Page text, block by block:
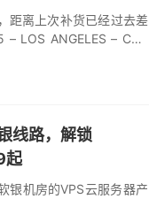
距离上次补货已经过去差
LOS ANGELES – CN2
线路，解锁
起
银机房的VPS云服务器产